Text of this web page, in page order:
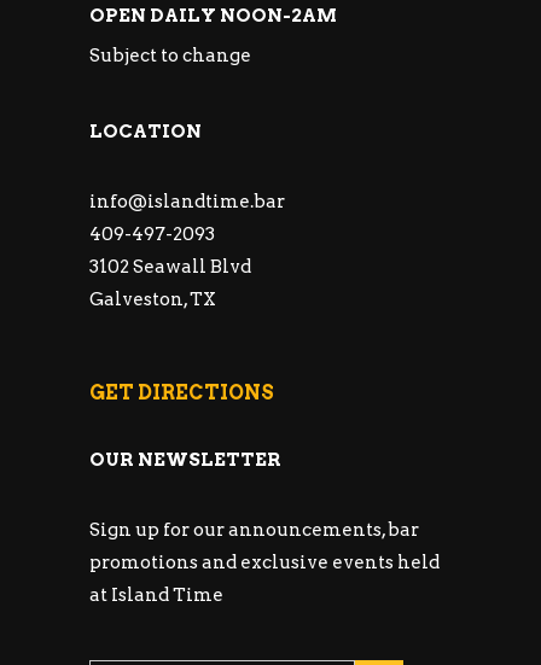
OPEN DAILY NOON-2AM
Subject to change
LOCATION
info@islandtime.bar
409-497-2093
3102 Seawall Blvd
Galveston, TX
GET DIRECTIONS
OUR NEWSLETTER
Sign up for our announcements, bar
promotions and exclusive events held
at Island Time